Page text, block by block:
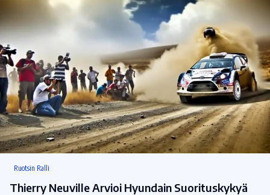
Ruotsin Ralli
Thierry Neuville Arvioi Hyundain Suorituskykyä